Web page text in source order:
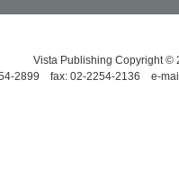
Vista Publishing Copyright ©
2899 fax: 02-2254-2136 e-